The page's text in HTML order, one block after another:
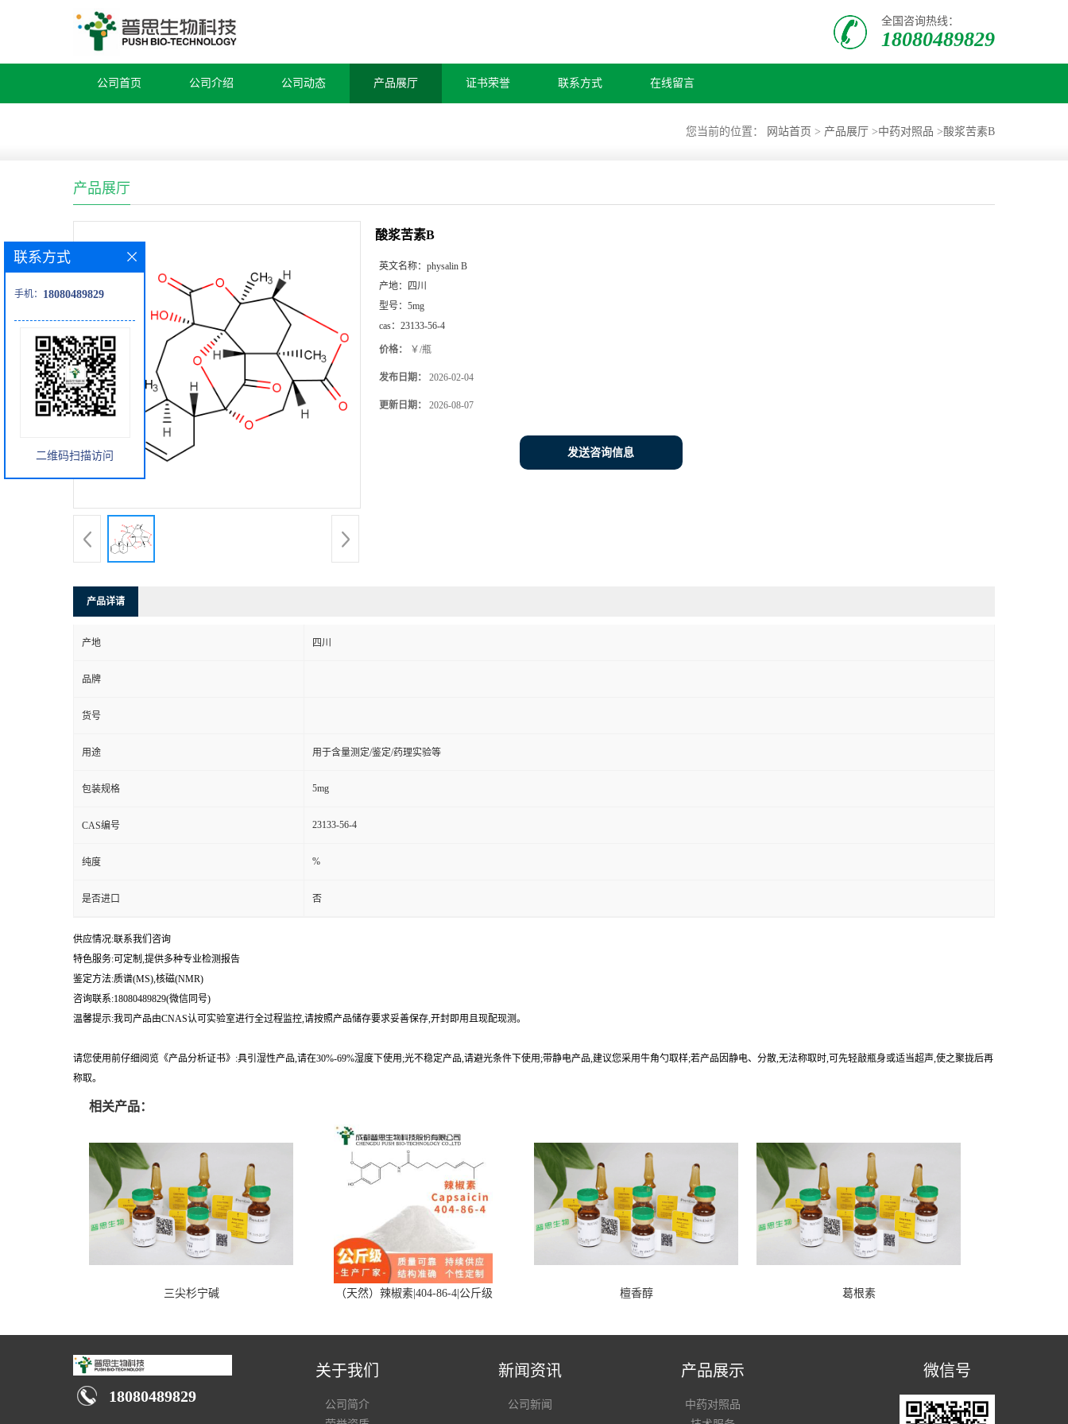
全国咨询热线：
18080489829
公司首页 公司介绍 公司动态 产品展厅 证书荣誉 联系方式 在线留言
您当前的位置： 网站首页 > 产品展厅 >中药对照品 >酸浆苦素B
产品展厅
酸浆苦素B
英文名称： physalin B
产地：
四川
型号： 5mg
cas： 23133-56-4
价格： ￥/瓶
发布日期： 2026-02-04
更新日期： 2026-08-07
发送咨询信息
产品详请
产地 四川
品牌
货号
用途 用于含量测定/鉴定/药理实验等
包装规格 5mg
CAS编号 23133-56-4
纯度 %
是否进口 否
供应情况:联系我们咨询
特色服务:可定制,提供多种专业检测报告
鉴定方法:质谱(MS),核磁(NMR)
咨询联系:18080489829(微信同号)
温馨提示:我司产品由CNAS认可实验室进行全过程监控,请按照产品储存要求妥善保存,开封即用且现配现测。
请您使用前仔细阅览《产品分析证书》:具引湿性产品,请在30%-69%湿度下使用;光不稳定产品,请避光条件下使用;带静电产品,建议您采用牛角勺取样;若产品因静电、分散,无法称取时,可先轻敲瓶身或适当超声,使之聚拢后再
称取。
相关产品：
三尖杉宁碱 （天然）辣椒素|404-86-4|公斤级 檀香醇 葛根素
联系方式
手机： 18080489829
二维码扫描访问
18080489829
关于我们
公司简介
新闻资讯
公司新闻
产品展示
中药对照品
微信号